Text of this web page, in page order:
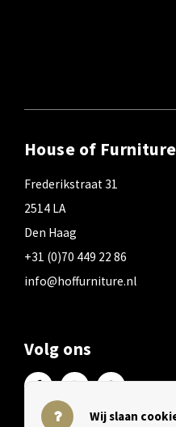
House of Furniture
Frederikstraat 31
2514 LA
Den Haag
+31 (0)70 449 22 86
info@hoffurniture.nl
Volg ons
Wij slaan